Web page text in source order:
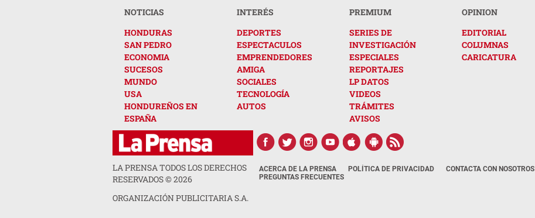
NOTICIAS
HONDURAS
SAN PEDRO
ECONOMIA
SUCESOS
MUNDO
USA
HONDUREÑOS EN
ESPAÑA
INTERÉS
DEPORTES
ESPECTACULOS
EMPRENDEDORES
AMIGA
SOCIALES
TECNOLOGÍA
AUTOS
PREMIUM
SERIES DE
INVESTIGACIÓN
ESPECIALES
REPORTAJES
LP DATOS
VIDEOS
TRÁMITES
AVISOS
OPINION
EDITORIAL
COLUMNAS
CARICATURA
LA PRENSA TODOS LOS DERECHOS
RESERVADOS ©2026
ORGANIZACIÓN PUBLICITARIA S.A.
ACERCA DE LA PRENSA POLÍTICA DE PRIVACIDAD CONTACTA CON NOSOTROS
PREGUNTAS FRECUENTES